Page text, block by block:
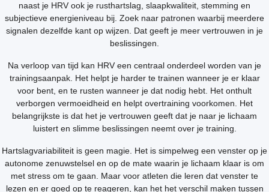
naast je HRV ook je rusthartslag, slaapkwaliteit, stemming en
subjectieve energieniveau bij. Zoek naar patronen waarbij meerdere
signalen dezelfde kant op wijzen. Dat geeft je meer vertrouwen in je
beslissingen.
Na verloop van tijd kan HRV een centraal onderdeel worden van je
trainingsaanpak. Het helpt je harder te trainen wanneer je er klaar
voor bent, en te rusten wanneer je dat nodig hebt. Het onthult
verborgen vermoeidheid en helpt overtraining voorkomen. Het
belangrijkste is dat het je vertrouwen geeft dat je naar je lichaam
luistert en slimme beslissingen neemt over je training.
Hartslagvariabiliteit is geen magie. Het is simpelweg een venster op je
autonome zenuwstelsel en op de mate waarin je lichaam klaar is om
met stress om te gaan. Maar voor atleten die leren dat venster te
lezen en er goed op te reageren, kan het het verschil maken tussen